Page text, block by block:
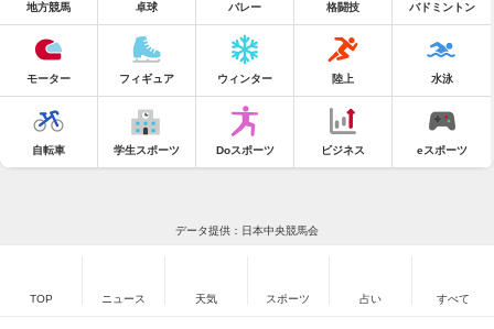
地方競馬 卓球 バレー 格闘技 バドミントン
モーター フィギュア ウィンター 陸上 水泳
自転車 学生スポーツ Doスポーツ ビジネス eスポーツ
データ提供：日本中央競馬会
TOP ニュース 天気 スポーツ 占い すべて